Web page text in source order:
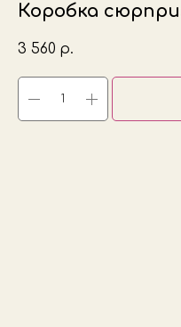
Коробка
3 560 р.